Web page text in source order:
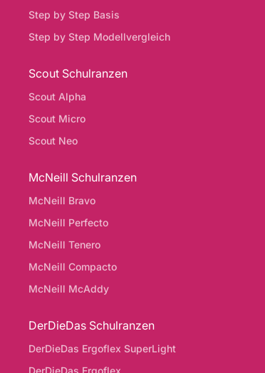
Step by Step Basis
Step by Step Modellvergleich
Scout Schulranzen
Scout Alpha
Scout Micro
Scout Neo
McNeill Schulranzen
McNeill Bravo
McNeill Perfecto
McNeill Tenero
McNeill Compacto
McNeill McAddy
DerDieDas Schulranzen
DerDieDas Ergoflex SuperLight
DerDieDas Ergoflex